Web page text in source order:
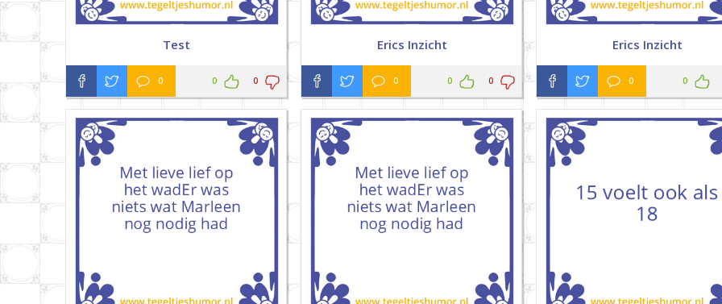
Test
0 0 0
Erics Inzicht
0 0 0
Erics Inzicht
0 0